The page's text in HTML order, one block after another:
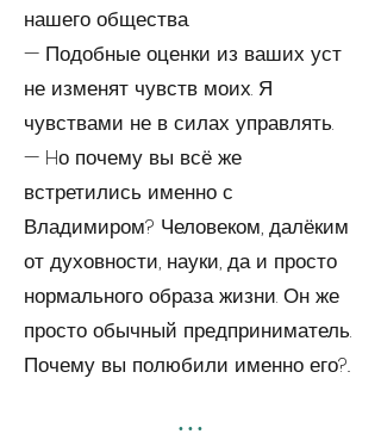
нашего общества.
— Подобные оценки из ваших уст
не изменят чувств моих. Я
чувствами не в силах управлять.
— Hо почему вы всё же
встретились именно с
Владимиром? Человеком, далё­ким
от духовности, науки, да и просто
нормального образа жизни. Он же
просто обычный предприниматель.
Почему вы полюбили именно его?..
...